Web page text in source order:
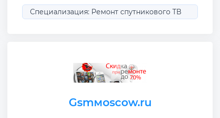
Специализация: Ремонт спутникового ТВ
Gsmмoscow.ru